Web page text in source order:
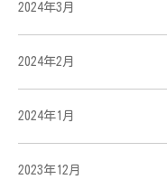
2024年3月
2024年2月
2024年1月
2023年12月